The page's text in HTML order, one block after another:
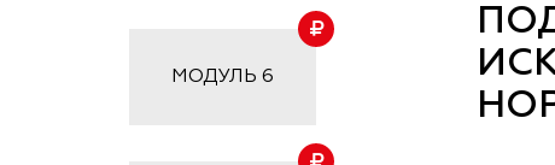
МОДУЛЬ 6